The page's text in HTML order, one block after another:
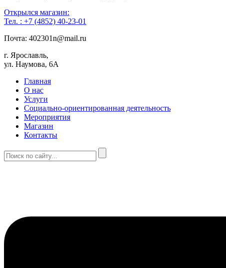
Открылся магазин:
Тел. : +7 (4852) 40-23-01
Почта: 402301n@mail.ru
г. Ярославль,
ул. Наумова, 6А
Главная
О нас
Услуги
Социально-ориентированная деятельность
Мероприятия
Магазин
Контакты